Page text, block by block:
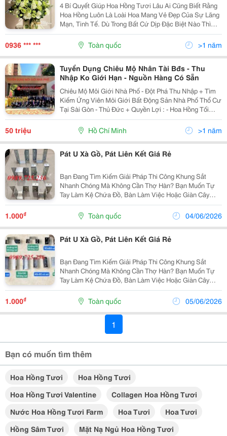
4 Bí Quyết Giúp Hoa Hồng Tươi Lâu Ai Cũng Biết Rằng
Hoa Hồng Luôn Là Loài Hoa Mang Vẻ Đẹp Của Sự Lãng
Mạn, Tinh Tế. Dù Trong Bất Cứ Dịp Đặc Biệt Nào Thì
Hoa Hồng Vẫn Là Sự Lựa Chọn Hàng Đầu Của Nhiều
Khách Hàng. Nếu Bạn Nhận Được Quà Tặng Là...
0936 *** *** Toàn quốc >1 năm
Tuyển Dụng Chiêu Mộ Nhân Tài Bđs - Thu
Nhập Ko Giới Hạn - Nguồn Hàng Có Sẵn
Chiêu Mộ Môi Giới Nhà Phố - Đột Phá Thu Nhập + Tìm
Kiếm Ứng Viên Môi Giới Bất Động Sản Nhà Phố Thổ Cư
Tại Sài Gòn - Thủ Đức + Quyền Lợi : - Hoa Hồng Tối
Thiểu 45 Triệu/Căn - Kho Hàng Nhà Chính Chủ Hơn
50 triệu Hồ Chí Minh >1 năm
Pát U Xà Gồ, Pát Liên Kết Giá Rẻ
Bạn Đang Tìm Kiếm Giải Pháp Thi Công Khung Sắt
Nhanh Chóng Mà Không Cần Thợ Hàn? Bạn Muốn Tự
Tay Làm Kệ Chứa Đồ, Bàn Làm Việc Hoặc Giàn Cây
Hoa Hồng Tại Nhà? Bát U Lắp Ghép Và Khớp Nối Thông
Minh Chính Là Phụ Kiện Cơ Khí Đột Phá Dành Cho Bạn.
1.000₫ Toàn quốc 04/06/2026
Pát U Xà Gồ, Pát Liên Kết Giá Rẻ
Bạn Đang Tìm Kiếm Giải Pháp Thi Công Khung Sắt
Nhanh Chóng Mà Không Cần Thợ Hàn? Bạn Muốn Tự
Tay Làm Kệ Chứa Đồ, Bàn Làm Việc Hoặc Giàn Cây
Hoa Hồng Tại Nhà? Bát U Lắp Ghép Và Khớp Nối Thông
Minh Chính Là Phụ Kiện Cơ Khí Đột Phá Dành Cho Bạn.
1.000₫ Toàn quốc 05/06/2026
1
Bạn có muốn tìm thêm
Hoa Hồng Tươi
Hoa Hồng Tươi
Hoa Hồng Tươi Valentine
Collagen Hoa Hồng Tươi
Nước Hoa Hồng Tươi Farm
Hoa Tươi
Hoa Tươi
Hồng Sâm Tươi
Mặt Nạ Ngủ Hoa Hồng Tươi